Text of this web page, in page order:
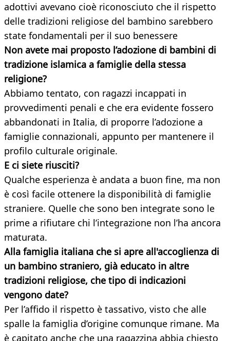
adottivi avevano cioè riconosciuto che il rispetto
delle tradizioni religiose del bambino sarebbero
state fondamentali per il suo benessere
Non avete mai proposto l’adozione di bambini di
tradizione islamica a famiglie della stessa
religione?
Abbiamo tentato, con ragazzi incappati in
provvedimenti penali e che era evidente fossero
abbandonati in Italia, di proporre l’adozione a
famiglie connazionali, appunto per mantenere il
profilo culturale originale.
E ci siete riusciti?
Qualche esperienza è andata a buon fine, ma non
è così facile ottenere la disponibilità di famiglie
straniere. Quelle che sono ben integrate sono le
prime a rifiutare chi l’integrazione non l’ha ancora
maturata.
Alla famiglia italiana che si apre all'accoglienza di
un bambino straniero, già educato in altre
tradizioni religiose, che tipo di indicazioni
vengono date?
Per l’affido il rispetto è tassativo, visto che alle
spalle la famiglia d’origine comunque rimane. Ma
è capitato anche che una ragazzina abbia chiesto